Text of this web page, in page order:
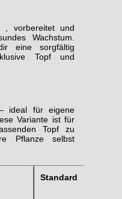
, vorbereitet und
Wachstum.
eine sorgfältig
Topf und
ideal für eigene
Variante ist für
Topf zu
Pflanze selbst
Standard